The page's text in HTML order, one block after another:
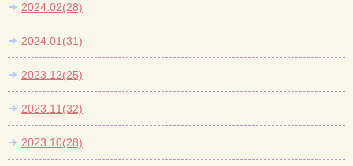
2024.02(28)
2024.01(31)
2023.12(25)
2023.11(32)
2023.10(28)